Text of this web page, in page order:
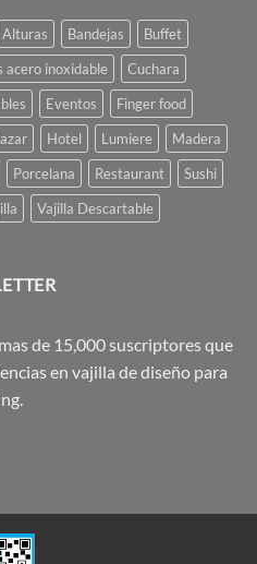
Alturas Bandejas
Buffet
acero inoxidable
Cuchara
Eventos
Finger food
Hotel Lumiere
Madera
Porcelana Restaurant
Sushi
Vajilla Descartable
de 15,000 suscriptores que
en vajilla de diseño para